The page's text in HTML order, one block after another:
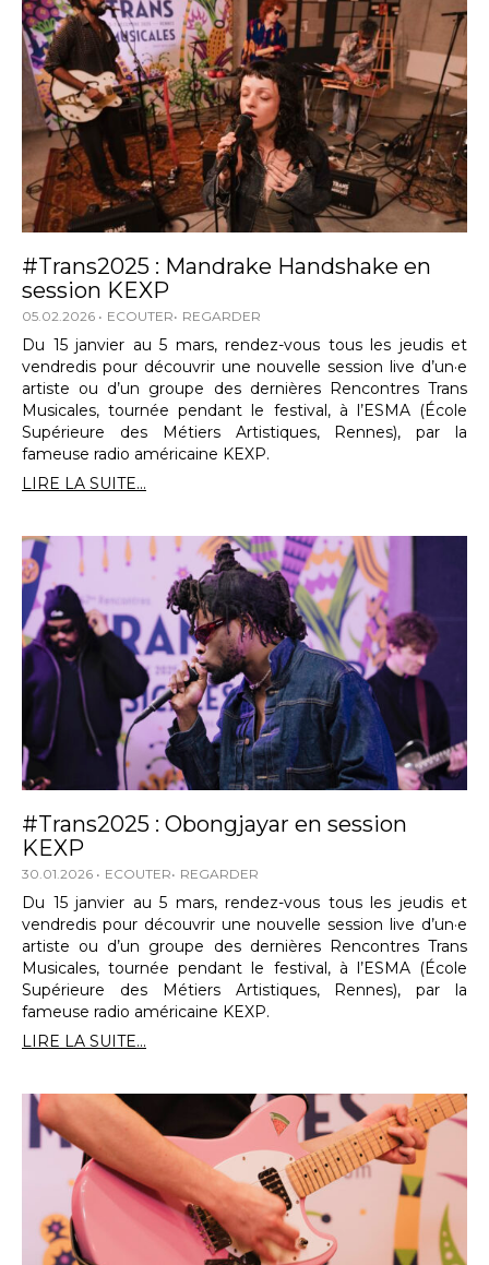
#Trans2025 : Mandrake Handshake en
session KEXP
05.02.2026 ECOUTER REGARDER
Du 15 janvier au 5 mars, rendez-vous tous les jeudis et
vendredis pour découvrir une nouvelle session live d’un·e
artiste ou d’un groupe des dernières Rencontres Trans
Musicales, tournée pendant le festival, à l’ESMA (École
Supérieure des Métiers Artistiques, Rennes), par la
fameuse radio américaine KEXP.
LIRE LA SUITE...
#Trans2025 : Obongjayar en session
KEXP
30.01.2026 ECOUTER REGARDER
Du 15 janvier au 5 mars, rendez-vous tous les jeudis et
vendredis pour découvrir une nouvelle session live d’un·e
artiste ou d’un groupe des dernières Rencontres Trans
Musicales, tournée pendant le festival, à l’ESMA (École
Supérieure des Métiers Artistiques, Rennes), par la
fameuse radio américaine KEXP.
LIRE LA SUITE...